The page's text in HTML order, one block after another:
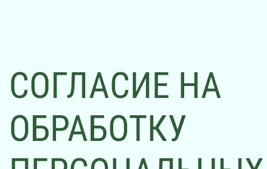
СОГЛАСИЕ НА
ОБРАБОТКУ